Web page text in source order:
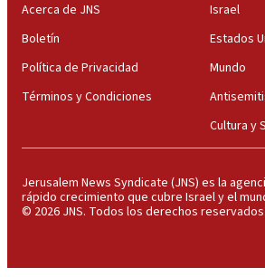
Acerca de JNS
Boletín
Política de Privacidad
Términos y Condiciones
Israel
Estados
Mundo
Cultura y
Jerusalem News Syndicate (JNS) es la
rápido crecimiento que cubre Israel y el
© 2026 JNS. Todos los derechos reservados.